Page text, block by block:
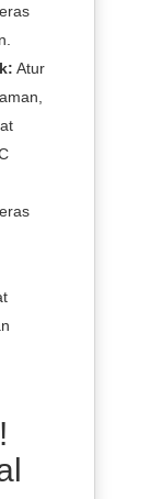
Atur